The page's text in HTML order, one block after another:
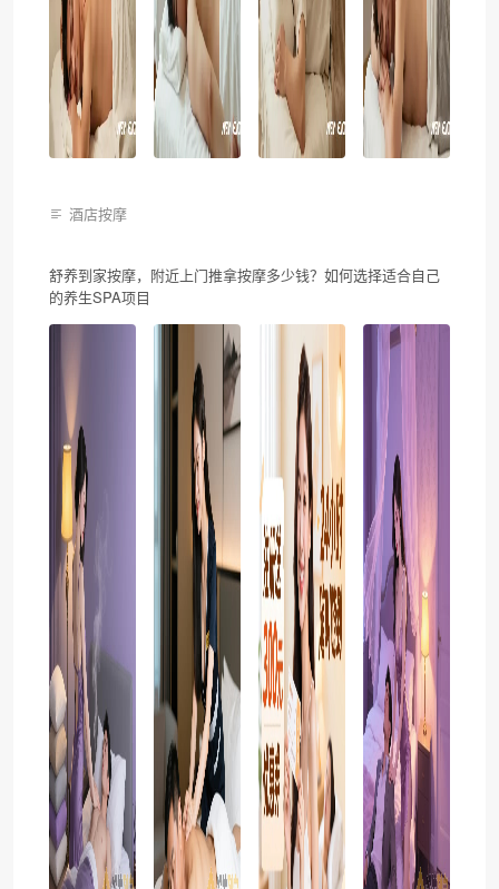
酒店按摩
舒养到家按摩，附近上门推拿按摩多少钱？如何选择适合自己
的养生SPA项目